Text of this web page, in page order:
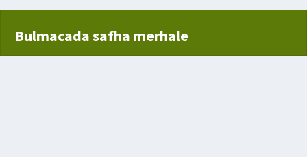
Bulmacada safha merhale